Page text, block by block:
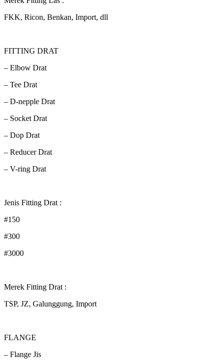
FKK, Ricon, Benkan, Import, dll
FITTING DRAT
– Elbow Drat
– Tee Drat
– D-nepple Drat
– Socket Drat
– Dop Drat
– Reducer Drat
– V-ring Drat
Jenis Fitting Drat :
#150
#300
#3000
Merek Fitting Drat :
TSP, JZ, Galunggung, Import
FLANGE
– Flange Jis